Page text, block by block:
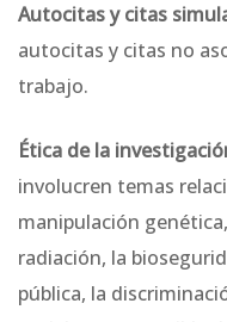
Autocitas y citas
autocitas y citas no
trabajo.
Ética de la
involucren temas
manipulación
radiación, la
pública, la